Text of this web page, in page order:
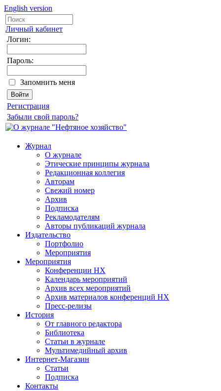
English version
Личный кабинет
Логин:
Пароль:
Запомнить меня
Регистрация
Забыли свой пароль?
Журнал
О журнале
Этические принципы журнала
Редакционная коллегия
Авторам
Свежий номер
Архив
Подписка
Рекламодателям
Авторы публикаций журнала
Издательство
Портфолио
Мероприятия
Мероприятия
Конференции НХ
Календарь мероприятий
Архив всех мероприятий
Архив материалов конференций НХ
Пресс-релизы
История
От главного редактора
Библиотека
Статьи в журнале
Мультимедийный архив
Интернет-Магазин
Статьи
Подписка
Контакты